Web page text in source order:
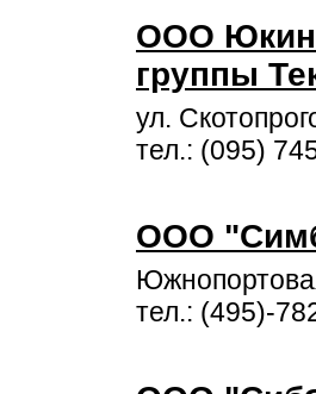
ООО
группы
ул.
тел.: (095)
ООО
тел.: (495)-